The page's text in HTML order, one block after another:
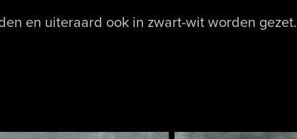
en uiteraard ook in zwart-wit worden gezet.